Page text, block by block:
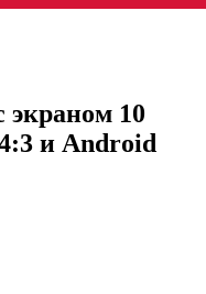
10
и Android